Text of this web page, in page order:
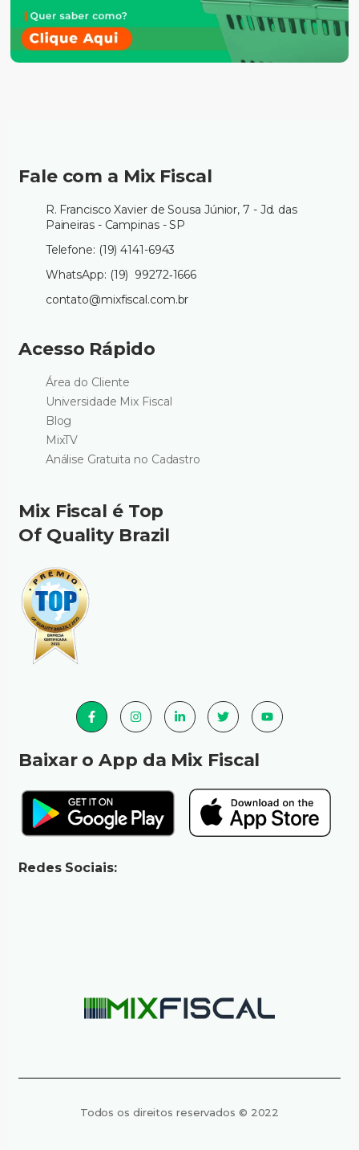
Fale com a Mix Fiscal
R. Francisco Xavier de Sousa Júnior, 7 - Jd. das
Paineiras - Campinas - SP
Telefone: (19) 4141-6943
WhatsApp: (19) 99272‑1666‬
contato@mixfiscal.com.br
Acesso Rápido
Área do Cliente
Universidade Mix Fiscal
Blog
MixTV
Análise Gratuita no Cadastro
Mix Fiscal é Top
Of Quality Brazil
Baixar o App da Mix Fiscal
Redes Sociais:
Todos os direitos reservados © 2022